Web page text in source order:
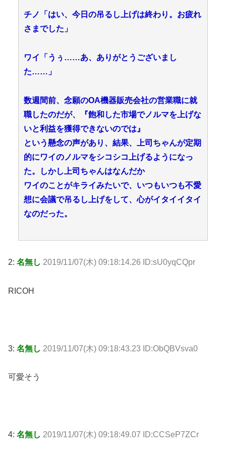
チノ「はい、今日の吊るし上げは終わり。お疲れ
さまでした」
ワイ「うぅ……あ、ありがとうございまし
た……」
数週間前、念願のOA機器販売会社の営業職に就
職したのだが、『飽和した市場でノルマを上げな
いと利益を獲得できないのでは』
という懸念の声があり、結果、上司ちゃんが定期
的にワイのノルマをシコシコ上げるようになっ
た。しかし上司ちゃんはなんだか
ワイのことがキライみたいで、いつもいつも不愛
想に会議で吊るし上げをして、心がイタイイタイ
なのだった。
2: 名無し 2019/11/07(木) 09:18:14.26 ID:sU0yqCQpr
RICOH
3: 名無し 2019/11/07(木) 09:18:43.23 ID:ObQBVsva0
可愛そう
4: 名無し 2019/11/07(木) 09:18:49.07 ID:CCSeP7ZCr